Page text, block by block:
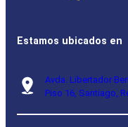
Estamos ubicados en
Avda. Libertador
Piso 16, Santiago,